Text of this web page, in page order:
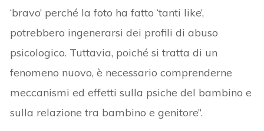
‘bravo’ perché la foto ha fatto ‘tanti like’,
potrebbero ingenerarsi dei profili di abuso
psicologico. Tuttavia, poiché si tratta di un
fenomeno nuovo, è necessario comprenderne
meccanismi ed effetti sulla psiche del bambino e
sulla relazione tra bambino e genitore”.